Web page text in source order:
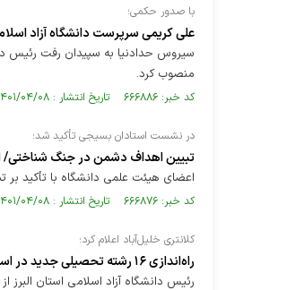
با صدور حکمی؛
علی کریمی سرپرست دانشگاه آزاد
سیروس حدادنیا به سپیدان رفت رئیس
منصوب کرد.
کد خبر: ۶۶۶۸۸۶ تاریخ انتشار : ۱۴۰۱/۰۴/۰۸
در نشست استادان بسیجی تأکید شد؛
تبیین اهداف دشمن در جنگ شناختی/
اعضای هیئت علمی دانشگاه‌ با تأکید
کد خبر: ۶۶۶۸۷۶ تاریخ انتشار : ۱۴۰۱/۰۴/۰۸
کلانتری خلیل‌آباد اعلام کرد؛
راه‌اندازی ۱۶ رشته تحصیلی جدید در استان البرز
رئیس دانشگاه آزاد اسلامی استان البرز از افزوده شدن ۱۶ رشته جدید به